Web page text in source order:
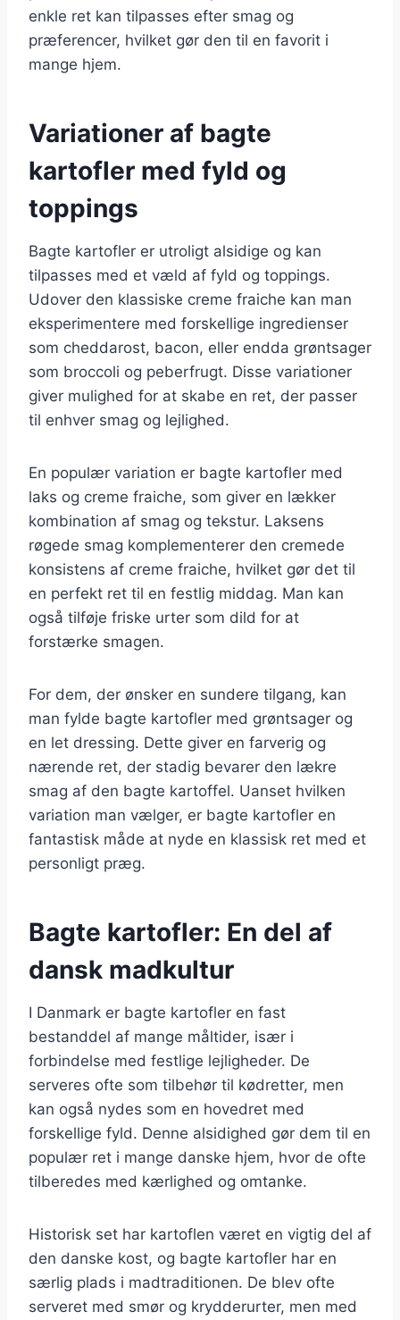
enkle ret kan tilpasses efter smag og
præferencer, hvilket gør den til en favorit i
mange hjem.
Variationer af bagte
kartofler med fyld og
toppings
Bagte kartofler er utroligt alsidige og kan
tilpasses med et væld af fyld og toppings.
Udover den klassiske creme fraiche kan man
eksperimentere med forskellige ingredienser
som cheddarost, bacon, eller endda grøntsager
som broccoli og peberfrugt. Disse variationer
giver mulighed for at skabe en ret, der passer
til enhver smag og lejlighed.
En populær variation er bagte kartofler med
laks og creme fraiche, som giver en lækker
kombination af smag og tekstur. Laksens
røgede smag komplementerer den cremede
konsistens af creme fraiche, hvilket gør det til
en perfekt ret til en festlig middag. Man kan
også tilføje friske urter som dild for at
forstærke smagen.
For dem, der ønsker en sundere tilgang, kan
man fylde bagte kartofler med grøntsager og
en let dressing. Dette giver en farverig og
nærende ret, der stadig bevarer den lækre
smag af den bagte kartoffel. Uanset hvilken
variation man vælger, er bagte kartofler en
fantastisk måde at nyde en klassisk ret med et
personligt præg.
Bagte kartofler: En del af
dansk madkultur
I Danmark er bagte kartofler en fast
bestanddel af mange måltider, især i
forbindelse med festlige lejligheder. De
serveres ofte som tilbehør til kødretter, men
kan også nydes som en hovedret med
forskellige fyld. Denne alsidighed gør dem til en
populær ret i mange danske hjem, hvor de ofte
tilberedes med kærlighed og omtanke.
Historisk set har kartoflen været en vigtig del af
den danske kost, og bagte kartofler har en
særlig plads i madtraditionen. De blev ofte
serveret med smør og krydderurter, men med